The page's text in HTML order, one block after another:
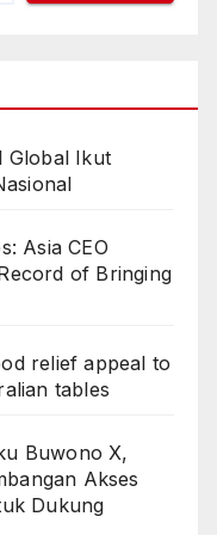
Global Ikut
Asia CEO
of Bringing
relief appeal to
tables
Buwono X,
Akses
Dukung